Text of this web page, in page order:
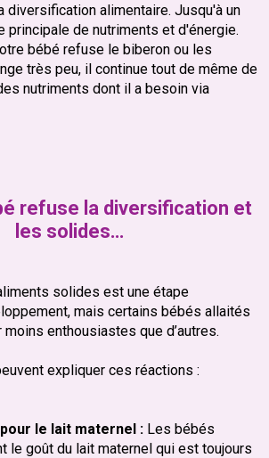
diversification alimentaire. Jusqu'à un
principale de nutriments et d'énergie.
bébé refuse le biberon ou les
très peu, il continue tout de même de
nutriments dont il a besoin via
refuse la diversification et
les solides…
solides est une étape
mais certains bébés allaités
enthousiastes que d’autres.
expliquer ces réactions :
le lait maternel :Les bébés
le goût du lait maternel qui est toujours